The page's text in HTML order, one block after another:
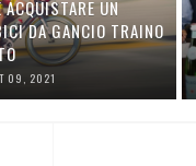
ACQUISTARE UN
DA GANCIO TRAINO
09, 2021